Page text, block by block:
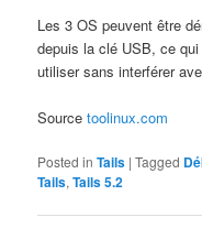
Les 3 OS peuvent être
depuis la clé USB, ce
utiliser sans interférer
Sourcetoolinux.com
Posted in Tails |Tagged
Tails,Tails 5.2